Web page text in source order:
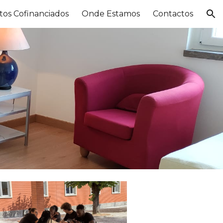
Cofinanciados Onde Estamos Contactos